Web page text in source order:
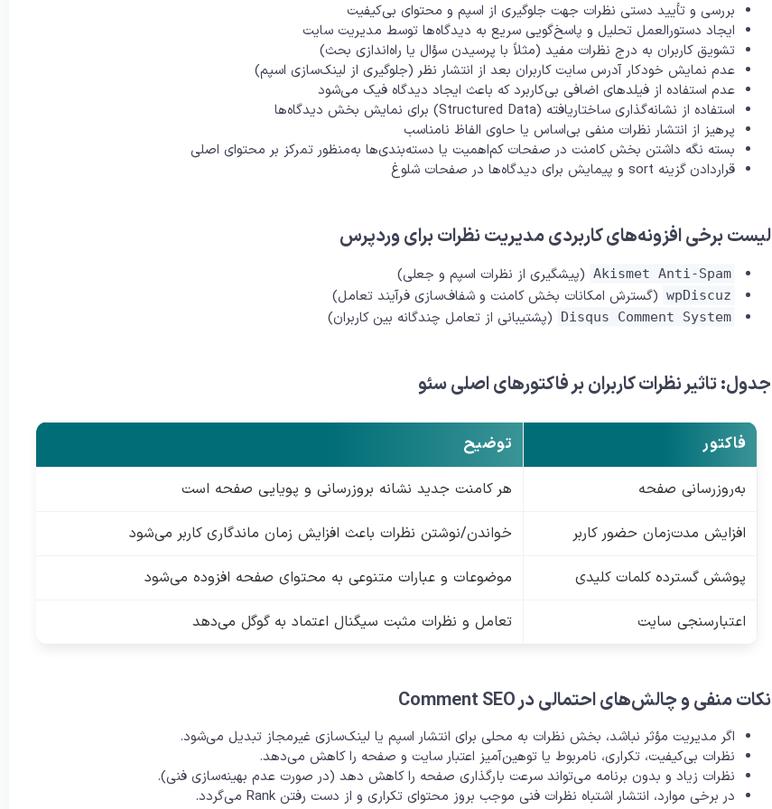
بررسی و تأیید دستی نظرات جهت جلوگیری از اسپم و محتوای بی‌کیفیت
ایجاد دستورالعمل تحلیل و پاسخ‌گویی سریع به دیدگاه‌ها توسط مدیریت سایت
تشویق کاربران به درج نظرات مفید (مثلاً با پرسیدن سؤال یا راه‌اندازی بحث)
عدم نمایش خودکار آدرس سایت کاربران بعد از انتشار نظر (جلوگیری از لینک‌سازی اسپم)
عدم استفاده از فیلدهای اضافی بی‌کاربرد که باعث ایجاد دیدگاه فیک می‌شود
استفاده از نشانه‌گذاری ساختاریافته (Structured Data) برای نمایش بخش دیدگاه‌ها
پرهیز از انتشار نظرات منفی بی‌اساس یا حاوی الفاظ نامناسب
بسته نگه داشتن بخش کامنت در صفحات کم‌اهمیت یا دسته‌بندی‌ها به‌منظور تمرکز بر محتوای اصلی
قراردادن گزینه sort و پیمایش برای دیدگاه‌ها در صفحات شلوغ
لیست برخی افزونه‌های کاربردی مدیریت نظرات برای وردپرس
Akismet Anti-Spam (پیشگیری از نظرات اسپم و جعلی)
wpDiscuz (گسترش امکانات بخش کامنت و شفاف‌سازی فرآیند تعامل)
Disqus Comment System (پشتیبانی از تعامل چندگانه بین کاربران)
جدول: تاثیر نظرات کاربران بر فاکتورهای اصلی سئو
فاکتور توضیح
به‌روزرسانی صفحه هر کامنت جدید نشانه بروزرسانی و پویایی صفحه است
افزایش مدت‌زمان حضور کاربر خواندن/نوشتن نظرات باعث افزایش زمان ماندگاری کاربر می‌شود
پوشش گسترده کلمات کلیدی موضوعات و عبارات متنوعی به محتوای صفحه افزوده می‌شود
اعتبارسنجی سایت تعامل و نظرات مثبت سیگنال اعتماد به گوگل می‌دهد
نکات منفی و چالش‌های احتمالی در Comment SEO
اگر مدیریت مؤثر نباشد، بخش نظرات به محلی برای انتشار اسپم یا لینک‌سازی غیرمجاز تبدیل می‌شود.
نظرات بی‌کیفیت، تکراری، نامربوط یا توهین‌آمیز اعتبار سایت و صفحه را کاهش می‌دهد.
نظرات زیاد و بدون برنامه می‌تواند سرعت بارگذاری صفحه را کاهش دهد (در صورت عدم بهینه‌سازی فنی).
در برخی موارد، انتشار اشتباه نظرات فنی موجب بروز محتوای تکراری و از دست رفتن Rank می‌گردد.